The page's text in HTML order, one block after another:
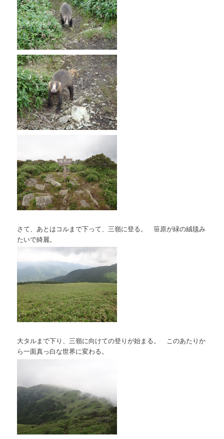
さて、あとはコルまで下って、三嶺に登る。 笹原が緑の絨毯み
たいで綺麗。
大タルまで下り、三嶺に向けての登りが始まる。 このあたりか
ら一面真っ白な世界に変わる。